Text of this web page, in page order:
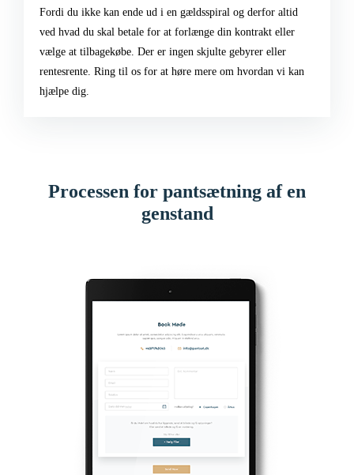
Fordi du ikke kan ende ud i en gældsspiral og derfor altid
ved hvad du skal betale for at forlænge din kontrakt eller
vælge at tilbagekøbe. Der er ingen skjulte gebyrer eller
rentesrente. Ring til os for at høre mere om hvordan vi kan
hjælpe dig.
Processen for pantsætning af en
genstand